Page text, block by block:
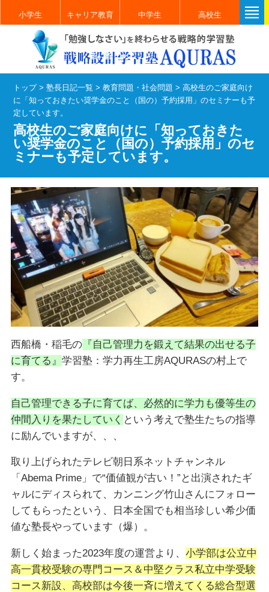
小学生 キャリア教育 中学生 高校生
トップ>塾長日記一覧 >教育問題・社会問題 >高校生のご家庭向け
に「知っておきたい奨学金のこと（国の）予約採用」のセミナーも予
定しています。
高校生のご家庭向けに「知っておきた
い奨学金のこと（国の）予約採用」のセ
ミナーも予定しています。
西船橋・稲毛の『自己管理力を鍛えて結果の出せる子
に育てる』 学習塾：学力再生工房AQURASの村上で
す。
自己管理できる子に育てば、必然的に学力も優等生の
仲間入りを果たしていく という考えで塾生たちの指導
に励んでいますが、、、
取り上げられたテレビ朝日系ネットチャンネル
「Abema Prime」で“価値観が古い！”と出演されたギ
ャルにディスられて、カンニング竹山さんにフォロー
してもらったという、日本全国でも相当珍しい希少価
値な塾長やっています（爆）。
新しく始まった2023年度の運営より、 小学部は公立中
高一貫校受験の専門コース＆中堅クラス私立中学受験
コース新設、高校部は今後一斉に増えてくる総合型選